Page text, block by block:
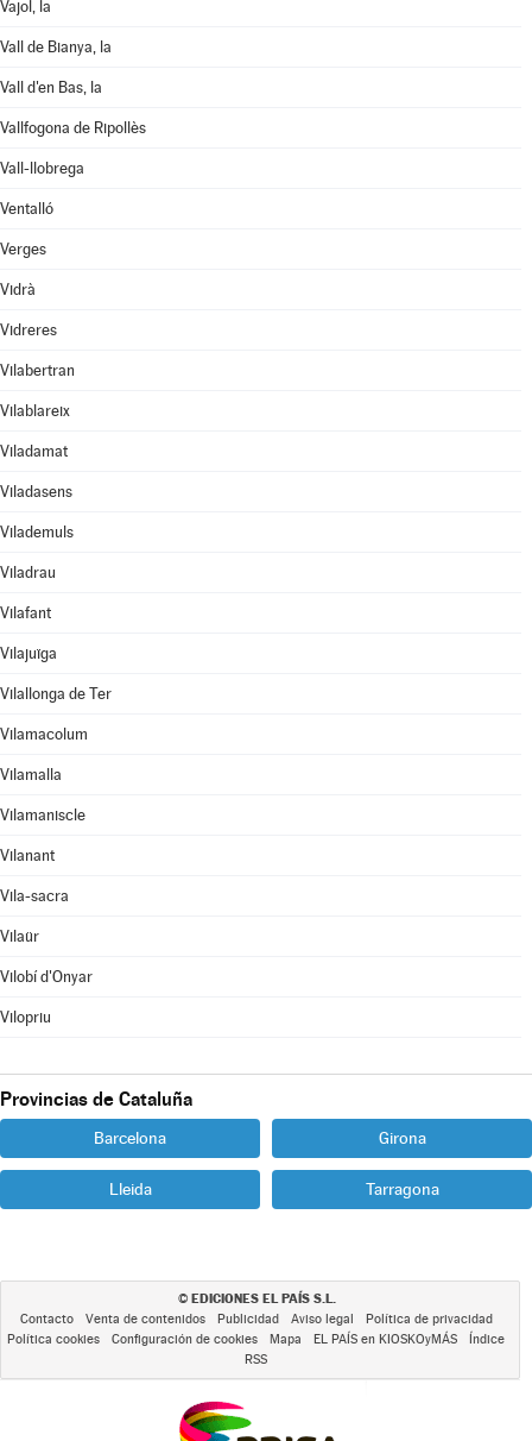
Vajol, la
Vall de Bianya, la
Vall d'en Bas, la
Vallfogona de Ripollès
Vall-llobrega
Ventalló
Verges
Vidrà
Vidreres
Vilabertran
Vilablareix
Viladamat
Viladasens
Vilademuls
Viladrau
Vilafant
Vilajuïga
Vilallonga de Ter
Vilamacolum
Vilamalla
Vilamaniscle
Vilanant
Vila-sacra
Vilaür
Vilobí d'Onyar
Vilopriu
Provincias de Cataluña
Barcelona Girona
Lleida Tarragona
© EDICIONES EL PAÍS S.L.
Contacto Venta de contenidos Publicidad Aviso legal
Política de privacidad
Política cookies
Configuración de cookies Mapa EL PAÍS en KIOSKOyMÁS
Índice
RSS